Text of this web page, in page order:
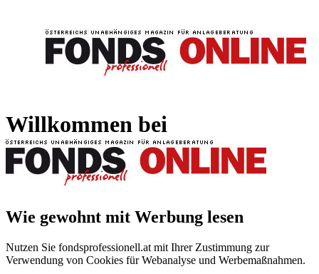
Willkommen bei
Wie gewohnt mit Werbung lesen
Nutzen Sie fondsprofessionell.at mit Ihrer Zustimmung zur
Verwendung von Cookies für Webanalyse und Werbemaßnahmen.